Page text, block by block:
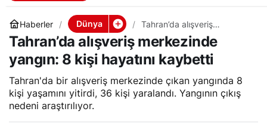
başladı, müdahale sürüyor
Haberler Dünya
Tahran’da alışveriş
merkezinde yangın: 8 kişi
hayatını kaybetti
Tahran’da alışveriş merkezinde
yangın: 8 kişi hayatını kaybetti
Tahran'da bir alışveriş merkezinde çıkan yangında 8
kişi yaşamını yitirdi, 36 kişi yaralandı. Yangının çıkış
nedeni araştırılıyor.